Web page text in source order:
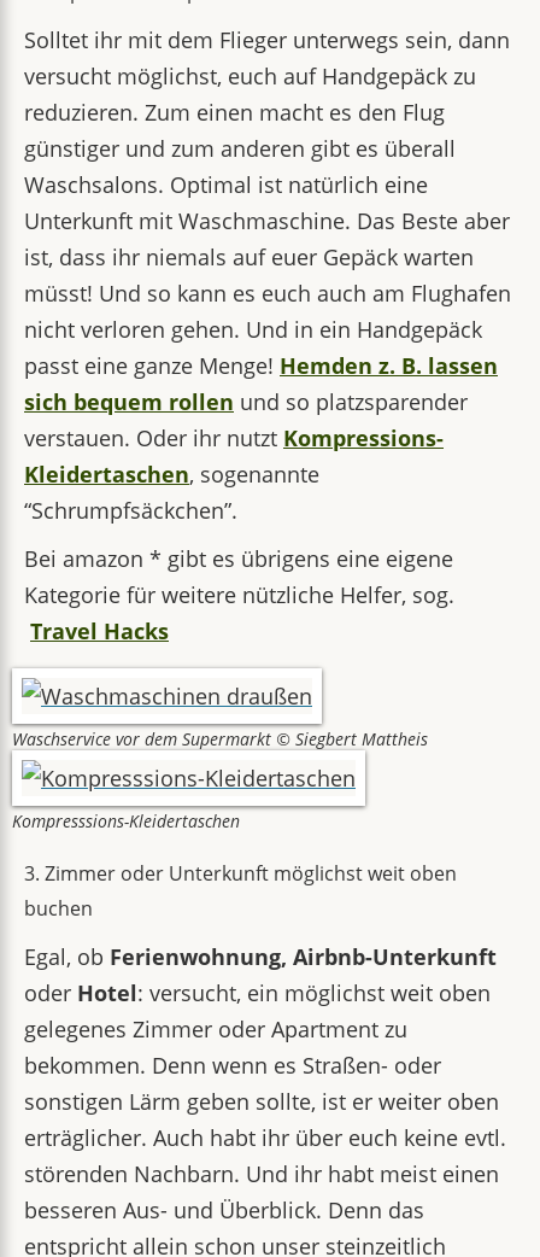
Solltet ihr mit dem Flieger unterwegs sein, dann
versucht möglichst, euch auf Handgepäck zu
reduzieren. Zum einen macht es den Flug
günstiger und zum anderen gibt es überall
Waschsalons. Optimal ist natürlich eine
Unterkunft mit Waschmaschine. Das Beste aber
ist, dass ihr niemals auf euer Gepäck warten
müsst! Und so kann es euch auch am Flughafen
nicht verloren gehen. Und in ein Handgepäck
passt eine ganze Menge! Hemden z. B. lassen
sich bequem rollen und so platzsparender
verstauen. Oder ihr nutzt Kompressions-
Kleidertaschen, sogenannte
“Schrumpfsäckchen”.
Bei amazon * gibt es übrigens eine eigene
Kategorie für weitere nützliche Helfer, sog.
Travel Hacks
Waschservice vor dem Supermarkt © Siegbert Mattheis
Kompresssions-Kleidertaschen
3. Zimmer oder Unterkunft möglichst weit oben
buchen
Egal, ob Ferienwohnung, Airbnb-Unterkunft
oder Hotel: versucht, ein möglichst weit oben
gelegenes Zimmer oder Apartment zu
bekommen. Denn wenn es Straßen- oder
sonstigen Lärm geben sollte, ist er weiter oben
erträglicher. Auch habt ihr über euch keine evtl.
störenden Nachbarn. Und ihr habt meist einen
besseren Aus- und Überblick. Denn das
entspricht allein schon unser steinzeitlich